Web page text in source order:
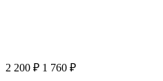
2 200 ₽ 1 760 ₽